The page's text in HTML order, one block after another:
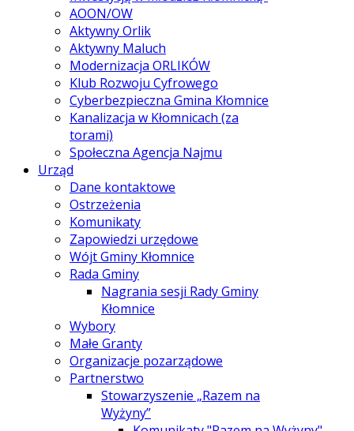
AOON/OW
Aktywny Orlik
Aktywny Maluch
Modernizacja ORLIKÓW
Klub Rozwoju Cyfrowego
Cyberbezpieczna Gmina Kłomnice
Kanalizacja w Kłomnicach (za
torami)
Społeczna Agencja Najmu
Urząd
Dane kontaktowe
Ostrzeżenia
Komunikaty
Zapowiedzi urzędowe
Wójt Gminy Kłomnice
Rada Gminy
Nagrania sesji Rady Gminy
Kłomnice
Wybory
Małe Granty
Organizacje pozarządowe
Partnerstwo
Stowarzyszenie „Razem na
Wyżyny”